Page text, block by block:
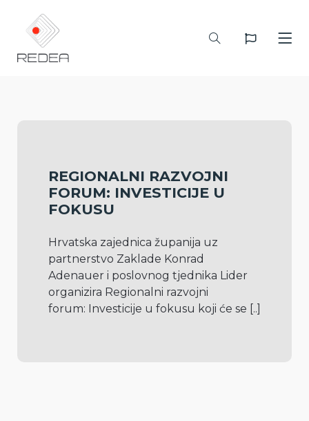
REGIONALNI RAZVOJNI
FORUM: INVESTICIJE U
FOKUSU
Hrvatska zajednica županija uz
partnerstvo Zaklade Konrad
Adenauer i poslovnog tjednika Lider
organizira Regionalni razvojni
forum: Investicije u fokusu koji će se [..]